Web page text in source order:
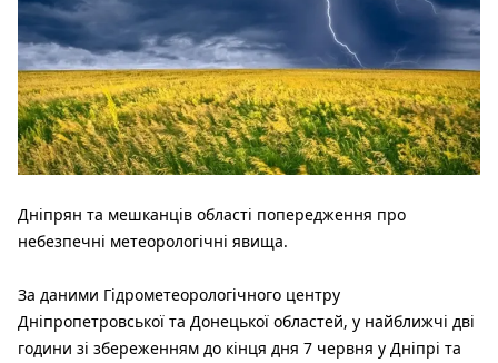
Дніпрян та мешканців області попередження про
небезпечні метеорологічні явища.
За даними Гідрометеорологічного центру
Дніпропетровської та Донецької областей, у найближчі дві
години зі збереженням до кінця дня 7 червня у Дніпрі та